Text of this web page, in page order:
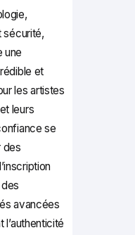
sécurité,
une
et
les artistes
leurs
se
des
avancées
l’authenticité